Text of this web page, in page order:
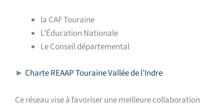
la CAF Touraine
L’Éducation Nationale
Le Conseil départemental
► Charte REAAP Touraine Vallée de l’Indre
Ce réseau vise à favoriserune meilleure collaboration